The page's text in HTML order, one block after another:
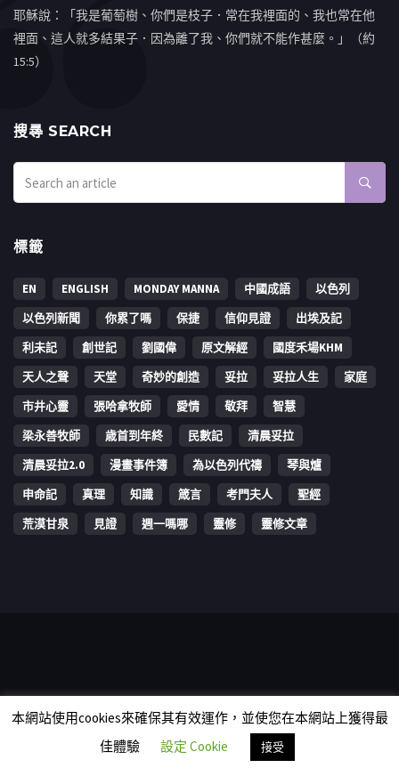
耶穌說：「我是葡萄樹、你們是枝子．常在我裡面的、我也常在他
裡面、這人就多結果子．因為離了我、你們就不能作甚麼。」（約
15:5）
搜㝷 SEARCH
標籤
EN ENGLISH MONDAY MANNA 中國成語
以色列
以色列新聞
你累了嗎 保捷 信仰見證
出埃及記
利未記
創世記 劉國偉 原文解經
國度禾場KHM
天人之聲
天堂 奇妙的創造 妥拉 妥拉人生
家庭
市井心靈
張哈拿牧師 愛情 敬拜
智慧
梁永善牧師
歳首到年終 民數記
清晨妥拉
清晨妥拉2.0
漫畫事件簿 為以色列代禱
琴與爐
申命記
真理 知識 箴言 考門夫人
聖經
荒漠甘泉
見證 週一嗎哪 靈修 靈修文章
rights reserved.
本網站使用cookies來確保其有效運作，並使您在本網站上獲得最
佳體驗
設定 Cookie 接受